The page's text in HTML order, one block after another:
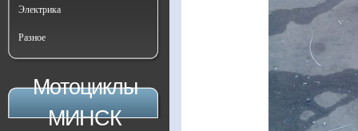
Электрика
Разное
Мотоциклы
МИНСК